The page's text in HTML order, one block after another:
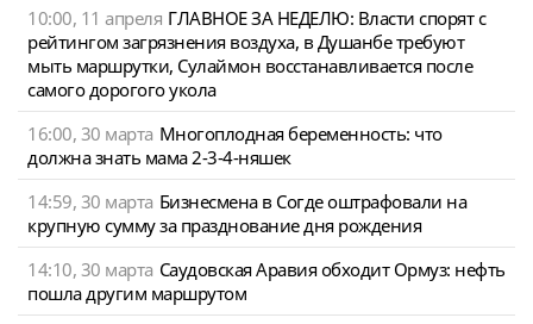
10:00, 11 апреля ГЛАВНОЕ ЗА НЕДЕЛЮ: Власти спорят с
рейтингом загрязнения воздуха, в Душанбе требуют
мыть маршрутки, Сулаймон восстанавливается после
самого дорогого укола
16:00, 30 марта Многоплодная беременность: что
должна знать мама 2-3-4-няшек
14:59, 30 марта Бизнесмена в Согде оштрафовали на
крупную сумму за празднование дня рождения
14:10, 30 марта Саудовская Аравия обходит Ормуз: нефть
пошла другим маршрутом